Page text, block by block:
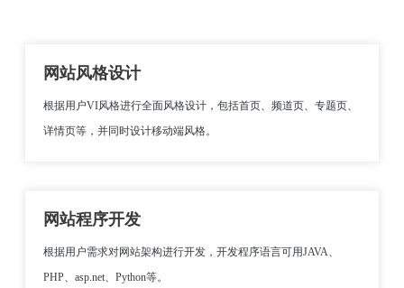
网站风格设计
根据用户VI风格进行全面风格设计，包括首页、频道页、专题页、
详情页等，并同时设计移动端风格。
网站程序开发
根据用户需求对网站架构进行开发，开发程序语言可用JAVA、
PHP、asp.net、Python等。